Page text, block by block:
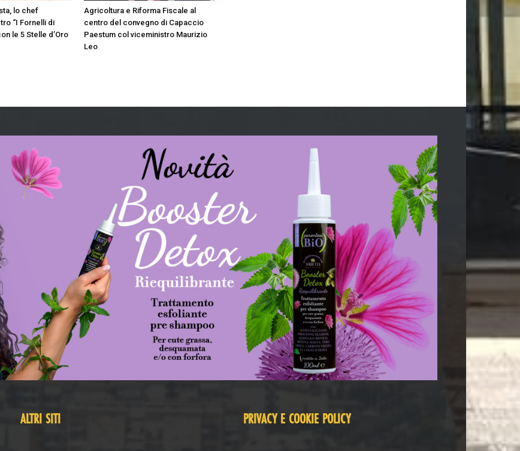
lo chef
“I Fornelli di
le 5 Stelle d’Oro
Agricoltura e Riforma Fiscale al
centro del convegno di Capaccio
Paestum col viceministro Maurizio
Leo
ALTRI SITI PRIVACY E COOKIE POLICY